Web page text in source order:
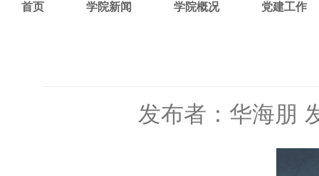
首页 学院新闻 学院概况 党建工作
发布者：华海朋